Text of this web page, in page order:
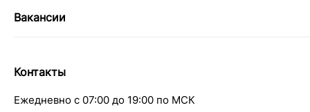
Вакансии
Контакты
Ежедневно с 07:00 до 19:00 по МСК